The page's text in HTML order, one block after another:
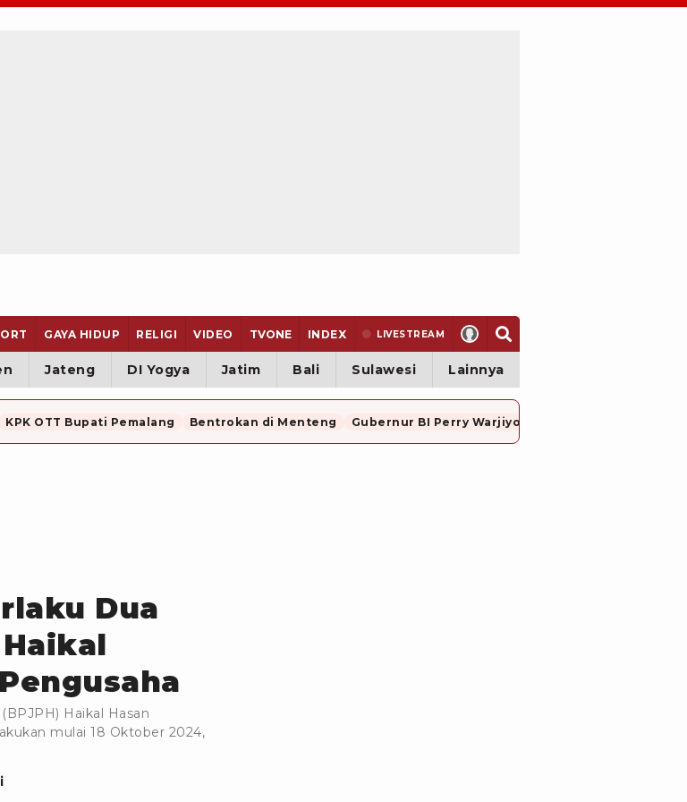
GAYA HIDUP RELIGI VIDEO TVONE INDEX LIVESTREAM
Jateng DI Yogya Jatim Bali Sulawesi Lainnya
KPK OTT Bupati Pemalang Bentrokan di Menteng Gubernur BI Perry Warjiyo Mundur
Dua
Haikal Hasan
mulai 18 Oktober 2024,